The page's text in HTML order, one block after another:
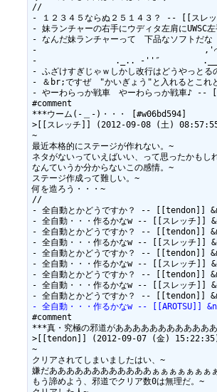
//
- １２３４５ならぬ２５１４３？ -- [[ス
- 妹ランチャーの右手にウディタ左肩に
- なんだ妹ランチャーって　下品なソフトだ
- 　　　　　　　　　　　　　　　　
- 　　　　　　　　 ._.. -''″　　　　
- ふざけすぎじゃｗしかし改行はどうや
- ＆br;ですぜ　"かいぎょう"と入れると
- やーわらっか戦車　やーわらっか戦車
#comment
***ウーム(-＿-)・・・ [#w06bd594]
>[[スレッチ]] (2012-09-08 (土)
~
最近本格的にステージが作れない。~
ネタがないっていえばいい、って思ったかもし
なんていうか分からないこの感情。~
ステージ作成って難しい。~
何を造ろう・・・~
//
- 全自動とかどうですか？ -- [[tendon]]
- 全自動・・・作るかなw -- [[スレッチ
- 全自動とかどうですか？ -- [[tendon]]
- 全自動・・・作るかなw -- [[スレッチ
- 全自動とかどうですか？ -- [[tendon]]
- 全自動・・・作るかなw -- [[スレッチ
- 全自動とかどうですか？ -- [[tendon]]
- 全自動・・・作るかなw -- [[スレッチ
- 全自動・・・作るかなw -- [[AROTSU]]